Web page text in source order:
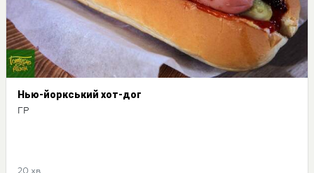
Нью-йоркський хот-дог
ГР